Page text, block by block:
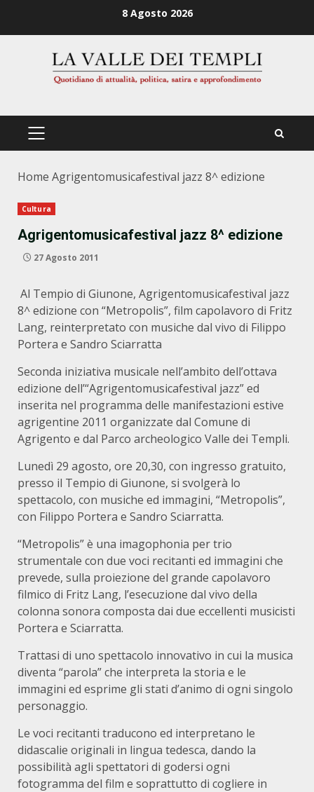
8 Agosto 2026
PRIMÄRES
Home Agrigentomusicafestival jazz 8^ edizione
Cultura
Agrigentomusicafestival jazz 8^ edizione
27 Agosto 2011
Al Tempio di Giunone, Agrigentomusicafestival jazz
8^ edizione con “Metropolis”, film capolavoro di Fritz
Lang, reinterpretato con musiche dal vivo di Filippo
Portera e Sandro Sciarratta
Seconda iniziativa musicale nell’ambito dell’ottava
edizione dell’“Agrigentomusicafestival jazz” ed
inserita nel programma delle manifestazioni estive
agrigentine 2011 organizzate dal Comune di
Agrigento e dal Parco archeologico Valle dei Templi.
Lunedì 29 agosto, ore 20,30, con ingresso gratuito,
presso il Tempio di Giunone, si svolgerà lo
spettacolo, con musiche ed immagini, “Metropolis”,
con Filippo Portera e Sandro Sciarratta.
“Metropolis” è una imagophonia per trio
strumentale con due voci recitanti ed immagini che
prevede, sulla proiezione del grande capolavoro
filmico di Fritz Lang, l’esecuzione dal vivo della
colonna sonora composta dai due eccellenti musicisti
Portera e Sciarratta.
Trattasi di uno spettacolo innovativo in cui la musica
diventa “parola” che interpreta la storia e le
immagini ed esprime gli stati d’animo di ogni singolo
personaggio.
Le voci recitanti traducono ed interpretano le
didascalie originali in lingua tedesca, dando la
possibilità agli spettatori di godersi ogni
fotogramma del film e soprattutto di cogliere in